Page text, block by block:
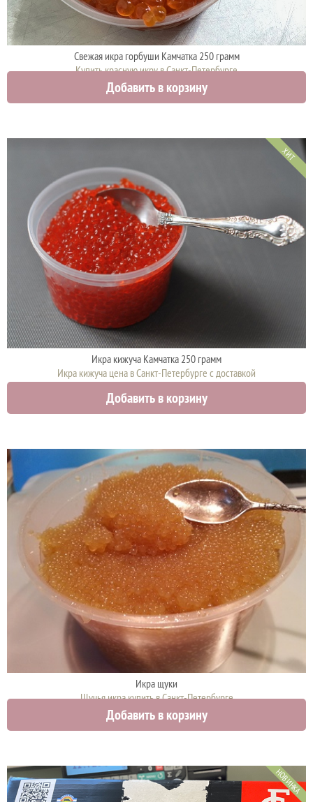
Свежая икра горбуши Камчатка 250 грамм
Купить красную икру в Санкт-Петербурге
4425 руб.
Добавить в корзину
ХИТ
Икра кижуча Камчатка 250 грамм
Икра кижуча цена в Санкт-Петербурге с доставкой
Добавить в корзину
Икра щуки
Щучья икра купить в Санкт-Петербурге
4750 руб.
Добавить в корзину
НОВИНКА